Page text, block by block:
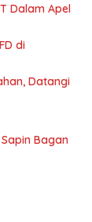
Dalam Apel
di
Datangi
Bagan